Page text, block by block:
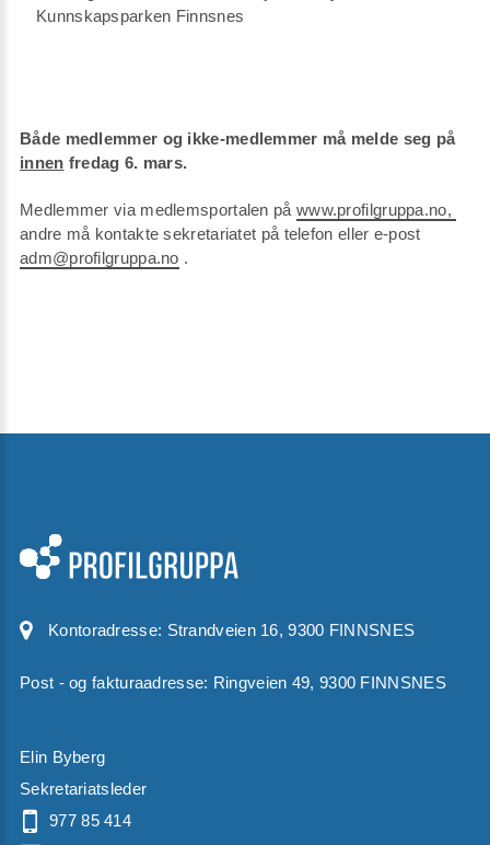
Kunnskapsparken Finnsnes
Både medlemmer og ikke-medlemmer må melde seg på
innen fredag 6. mars.
Medlemmer via medlemsportalen på www.profilgruppa.no,
andre må kontakte sekretariatet på telefon eller e-post
adm@profilgruppa.no .
Kontoradresse: Strandveien 16, 9300 FINNSNES
Post - og fakturaadresse: Ringveien 49, 9300 FINNSNES
Elin Byberg
Sekretariatsleder
977 85 414